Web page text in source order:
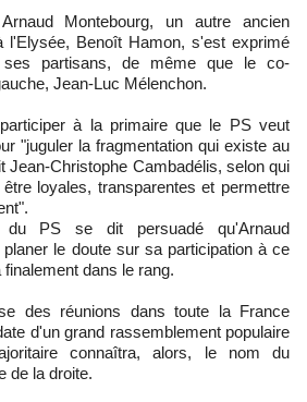
Montebourg, un autre ancien
l'Elysée, Benoît Hamon, s'est exprimé
ses partisans, de même que le co-
Jean-Luc Mélenchon.
à la primaire que le PS veut
"juguler la fragmentation qui existe au
Jean-Christophe Cambadélis, selon qui
loyales, transparentes et permettre
PS se dit persuadé qu'Arnaud
le doute sur sa participation à ce
dans le rang.
des réunions dans toute la France
d'un grand rassemblement populaire
connaîtra, alors, le nom du
de la droite.